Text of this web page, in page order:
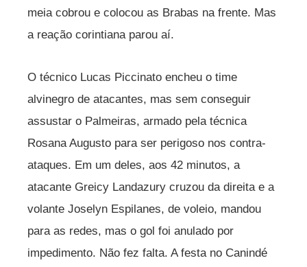
meia cobrou e colocou as Brabas na frente. Mas
a reação corintiana parou aí.
O técnico Lucas Piccinato encheu o time
alvinegro de atacantes, mas sem conseguir
assustar o Palmeiras, armado pela técnica
Rosana Augusto para ser perigoso nos contra-
ataques. Em um deles, aos 42 minutos, a
atacante Greicy Landazury cruzou da direita e a
volante Joselyn Espilanes, de voleio, mandou
para as redes, mas o gol foi anulado por
impedimento. Não fez falta. A festa no Canindé